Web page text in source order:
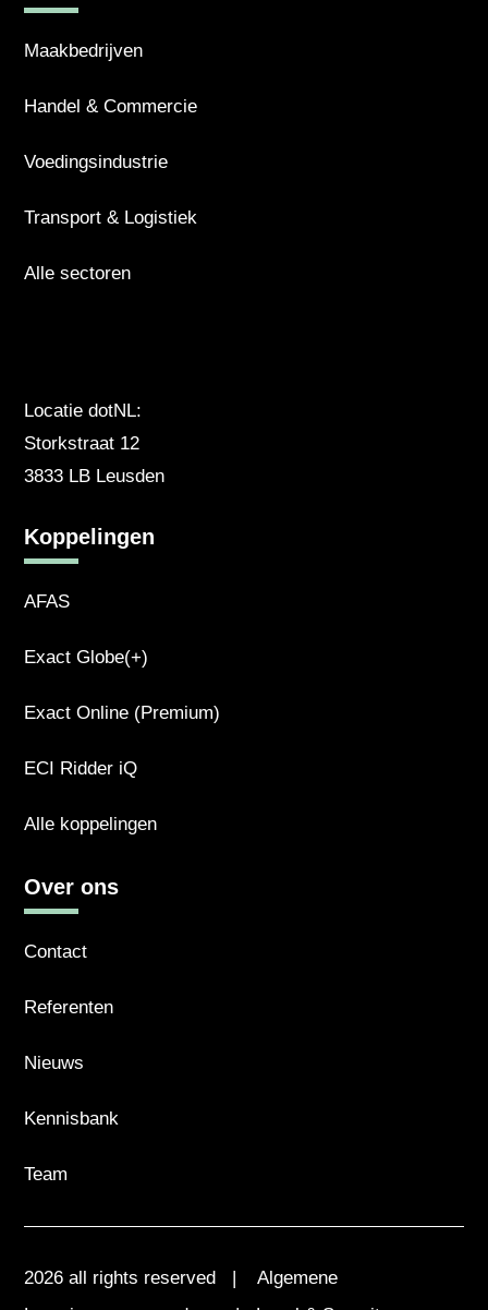
Maakbedrijven
Handel & Commercie
Voedingsindustrie
Transport & Logistiek
Alle sectoren
Locatie dotNL:
Storkstraat 12
3833 LB Leusden
Koppelingen
AFAS
Exact Globe(+)
Exact Online (Premium)
ECI Ridder iQ
Alle koppelingen
Over ons
Contact
Referenten
Nieuws
Kennisbank
Team
2026 all rights reserved |
Algemene